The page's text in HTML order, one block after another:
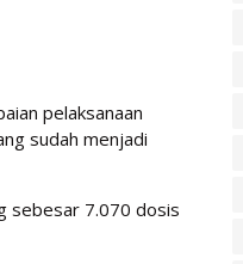
pelaksanaan
sudah menjadi
sebesar 7.070 dosis